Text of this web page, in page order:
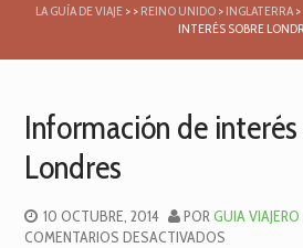
LA GUÍA DE VIAJE> > REINO UNIDO> INGLATERRA>
INTERÉS SOBRE
Información de
Londres
10 OCTUBRE, 2014 PORGUIA VIAJERO
COMENTARIOS DESACTIVADOS